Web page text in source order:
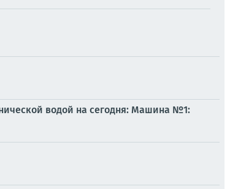
водой на сегодня: Машина №1: